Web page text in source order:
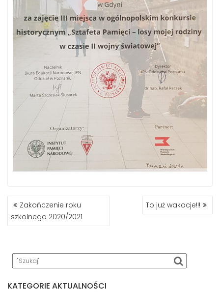
NAWIGACJA
WPISU
Zakończenie roku
szkolnego 2020/2021
To już wakacje!!!
KATEGORIE AKTUALNOŚCI